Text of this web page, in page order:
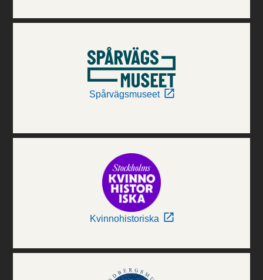
Spårvägsmuseet
Kvinnohistoriska